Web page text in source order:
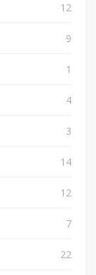
12
9
1
4
3
14
12
7
22